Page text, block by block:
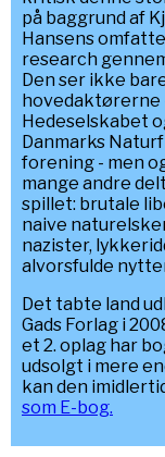
på baggrund af
Hansens
research
Den ser ikke
hovedaktørerne
Hedeselskabet
Danmarks
forening - men
mange andre
spillet: brutale
naive
nazister,
alvorsfulde
Det tabte land
Gads Forlag i
et 2. oplag har
udsolgt i mere
kan den
som E-bog.